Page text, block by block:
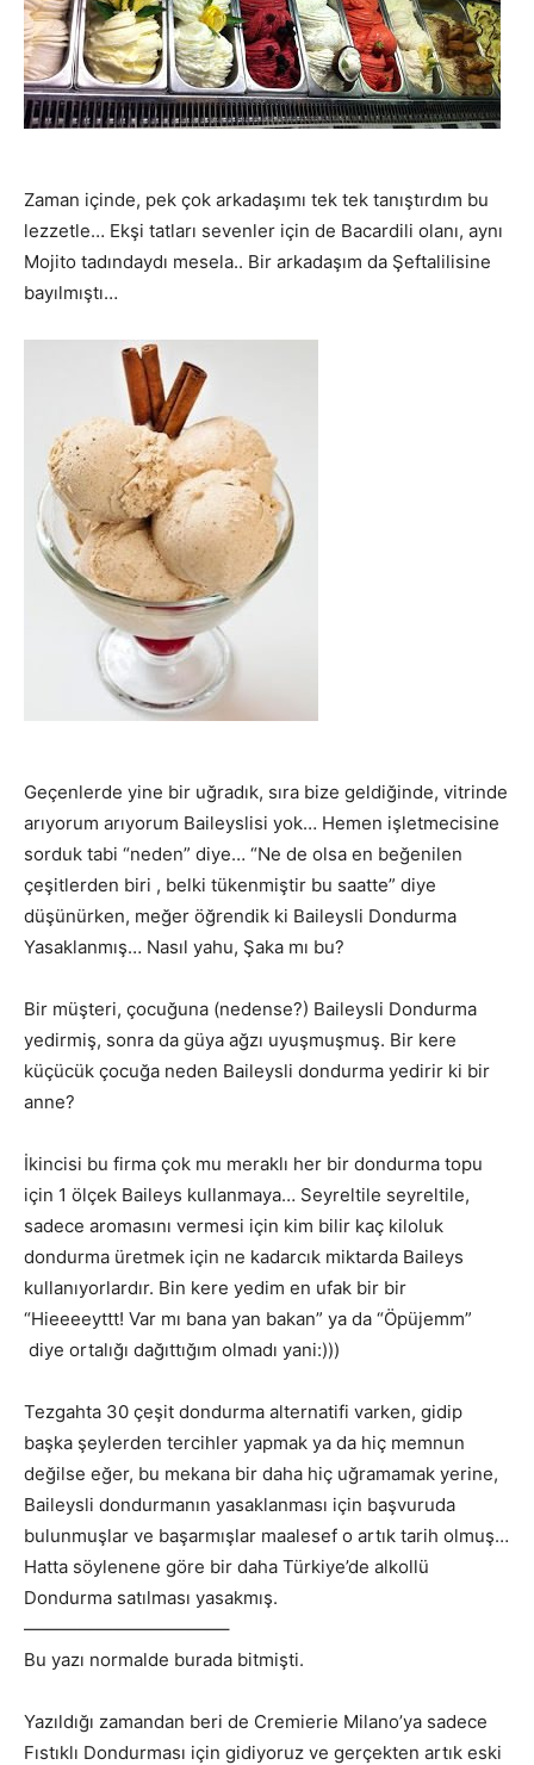
Zaman içinde, pek çok arkadaşımı tek tek tanıştırdım bu
lezzetle… Ekşi tatları sevenler için de Bacardili olanı, aynı
Mojito tadındaydı mesela.. Bir arkadaşım da Şeftalilisine
bayılmıştı…
Geçenlerde yine bir uğradık, sıra bize geldiğinde, vitrinde
arıyorum arıyorum Baileyslisi yok… Hemen işletmecisine
sorduk tabi “neden” diye… “Ne de olsa en beğenilen
çeşitlerden biri , belki tükenmiştir bu saatte” diye
düşünürken, meğer öğrendik ki Baileysli Dondurma
Yasaklanmış… Nasıl yahu, Şaka mı bu?
Bir müşteri, çocuğuna (nedense?) Baileysli Dondurma
yedirmiş, sonra da güya ağzı uyuşmuşmuş. Bir kere
küçücük çocuğa neden Baileysli dondurma yedirir ki bir
anne?
İkincisi bu firma çok mu meraklı her bir dondurma topu
için 1 ölçek Baileys kullanmaya… Seyreltile seyreltile,
sadece aromasını vermesi için kim bilir kaç kiloluk
dondurma üretmek için ne kadarcık miktarda Baileys
kullanıyorlardır. Bin kere yedim en ufak bir bir
“Hieeeeyttt! Var mı bana yan bakan” ya da “Öpüjemm”
diye ortalığı dağıttığım olmadı yani:)))
Tezgahta 30 çeşit dondurma alternatifi varken, gidip
başka şeylerden tercihler yapmak ya da hiç memnun
değilse eğer, bu mekana bir daha hiç uğramamak yerine,
Baileysli dondurmanın yasaklanması için başvuruda
bulunmuşlar ve başarmışlar maalesef o artık tarih olmuş…
Hatta söylenene göre bir daha Türkiye’de alkollü
Dondurma satılması yasakmış.
———————————–
Bu yazı normalde burada bitmişti.
Yazıldığı zamandan beri de Cremierie Milano’ya sadece
Fıstıklı Dondurması için gidiyoruz ve gerçekten artık eski